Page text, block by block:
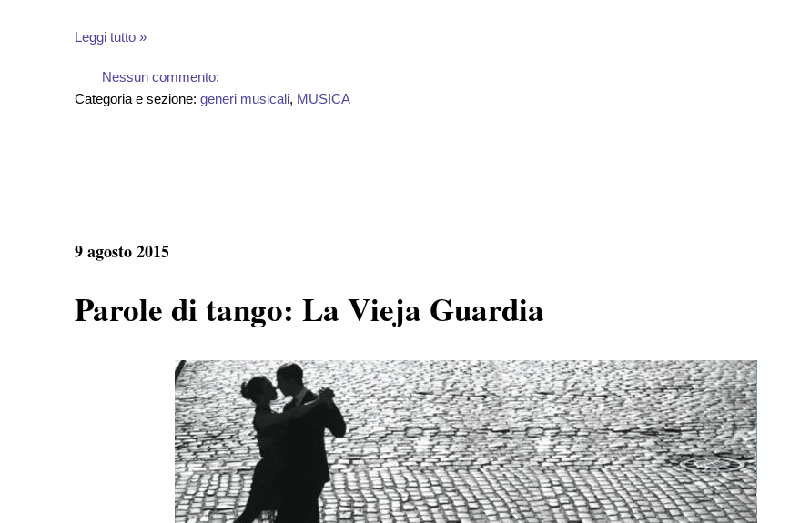
Leggi tutto »
Nessun commento:
Categoria e sezione: generi musicali, MUSICA
9 agosto 2015
Parole di tango: La Vieja Guardia